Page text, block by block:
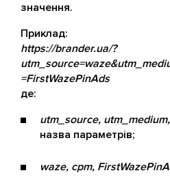
значення.
Приклад:
https://brander.ua/?
=FirstWazePinAds
де:
utm_source,
назва параметрів;
waze, cpm,